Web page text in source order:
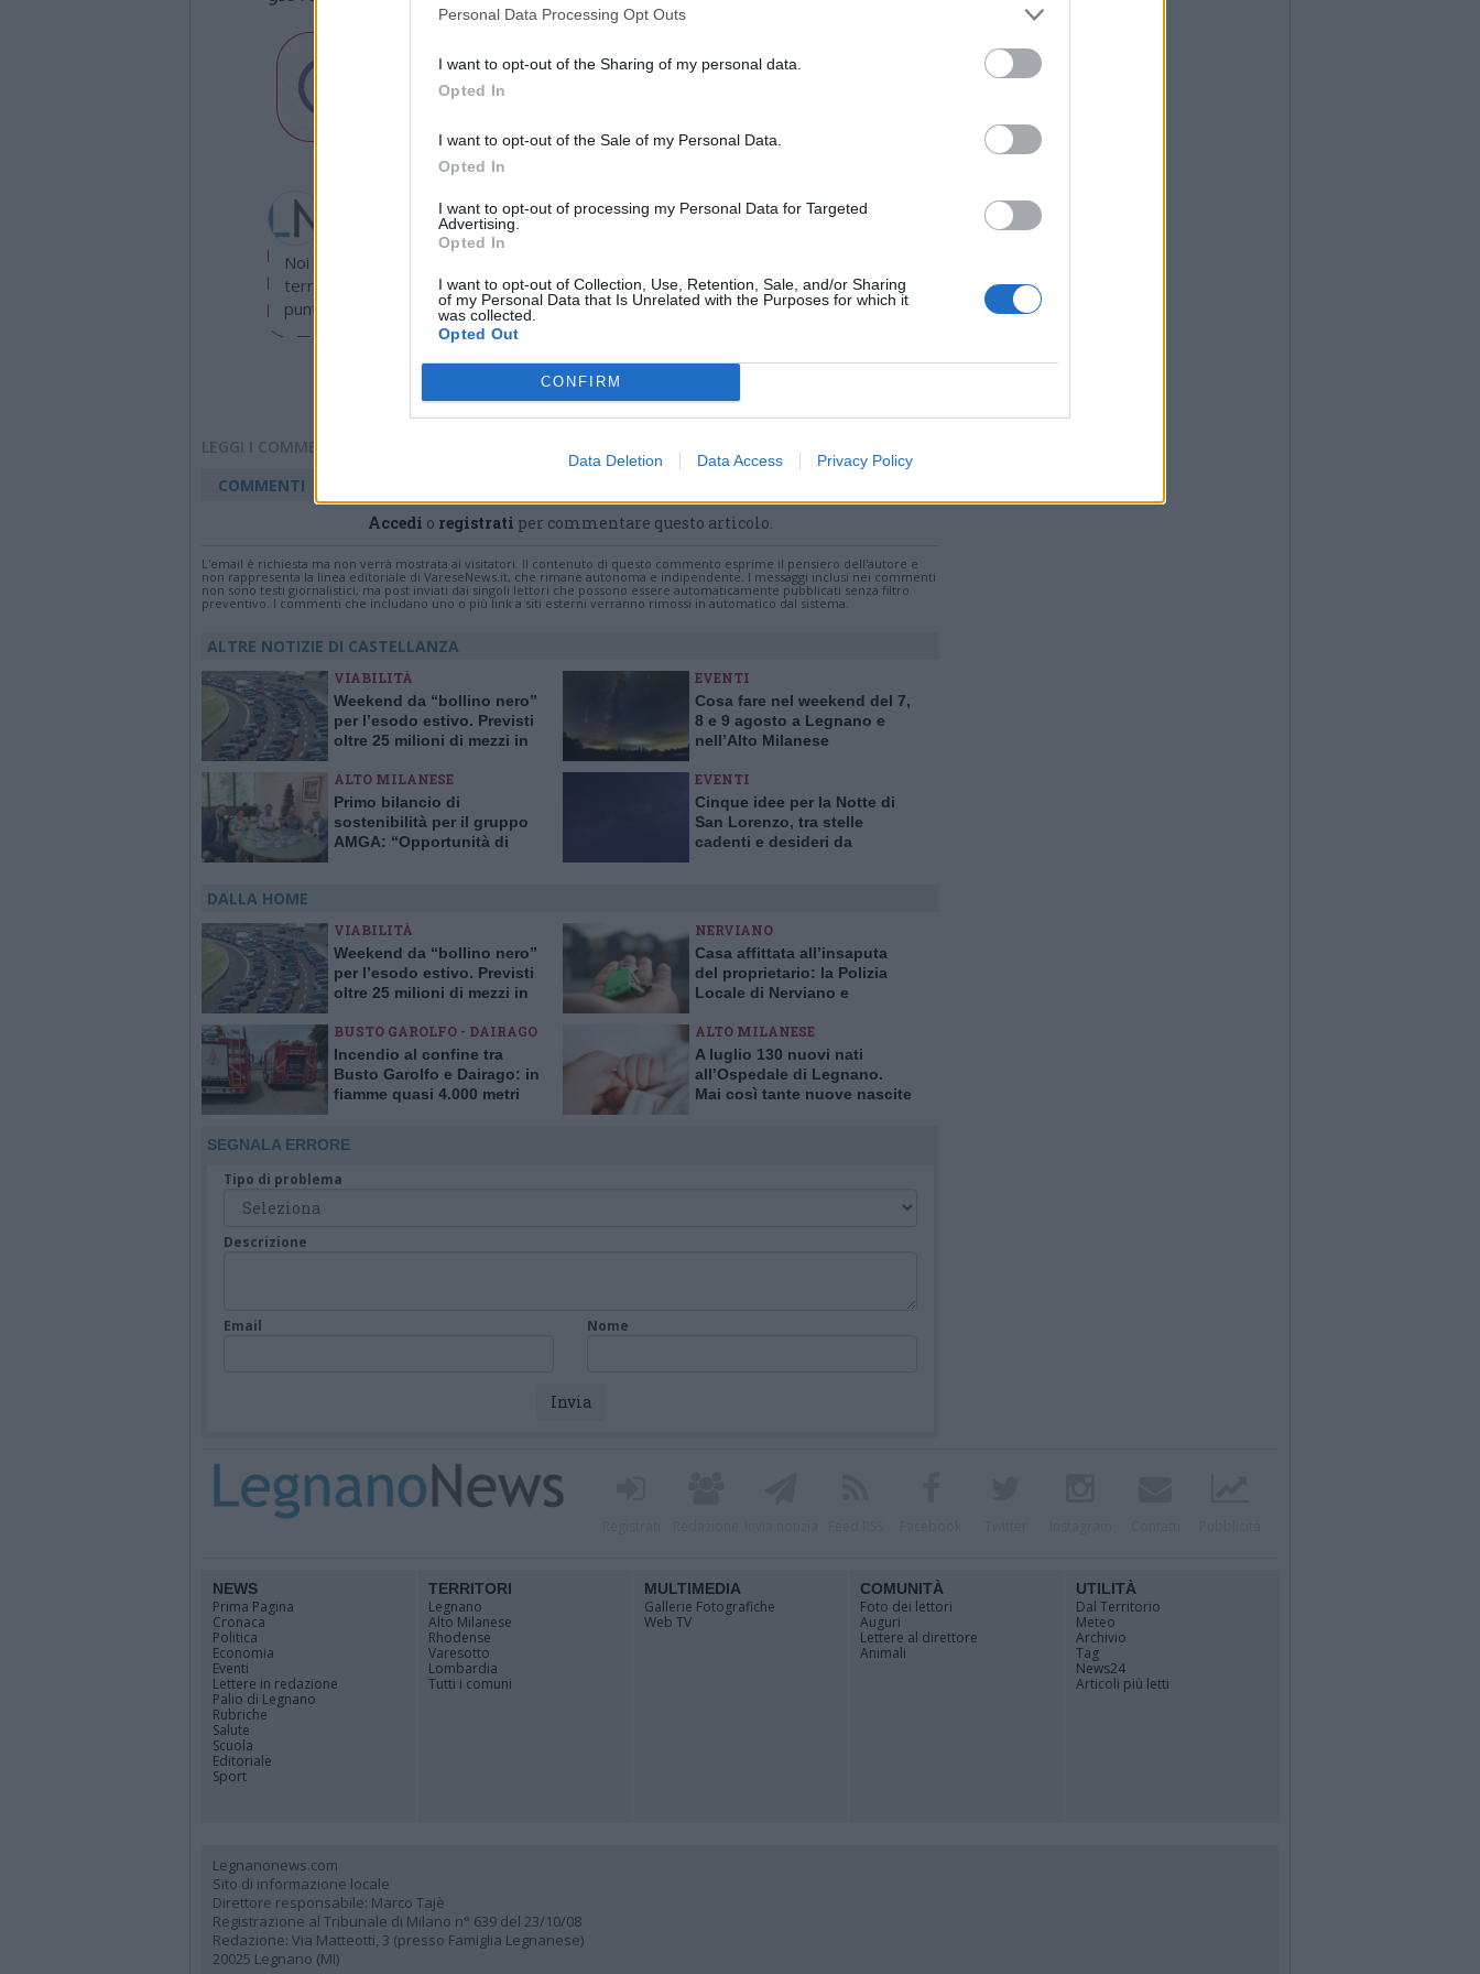
Personal Data Processing Opt Outs
I want to opt-out of the Sharing of my personal data.
Opted In
I want to opt-out of the Sale of my Personal Data.
Opted In
I want to opt-out of processing my Personal Data for Targeted
Advertising.
Opted In
I want to opt-out of Collection, Use, Retention, Sale, and/or Sharing
of my Personal Data that Is Unrelated with the Purposes for which it
was collected.
Opted Out
CONFIRM
Data Deletion Data Access Privacy Policy
Tutti gli eventi
info@legnanonews.com
Noi della redazione di LegnanoNews abbiamo a cuore l'informazione del nostro
territorio e cerchiamo di essere sempre in prima linea per informarvi in modo
puntuale.
Pubblicato il 11 Novembre 2016
LEGGI I COMMENTI
COMMENTI
Accedi o registrati per commentare questo articolo.
L'email è richiesta ma non verrà mostrata ai visitatori. Il contenuto di questo commento esprime il pensiero dell'autore e
non rappresenta la linea editoriale di VareseNews.it, che rimane autonoma e indipendente. I messaggi inclusi nei commenti
non sono testi giornalistici, ma post inviati dai singoli lettori che possono essere automaticamente pubblicati senza filtro
preventivo. I commenti che includano uno o più link a siti esterni verranno rimossi in automatico dal sistema.
ALTRE NOTIZIE DI CASTELLANZA
VIABILITÀ
Weekend da “bollino nero”
per l’esodo estivo. Previsti
oltre 25 milioni di mezzi in
EVENTI
Cosa fare nel weekend del 7,
8 e 9 agosto a Legnano e
nell’Alto Milanese
ALTO MILANESE
Primo bilancio di
sostenibilità per il gruppo
AMGA: “Opportunità di
EVENTI
Cinque idee per la Notte di
San Lorenzo, tra stelle
cadenti e desideri da
DALLA HOME
VIABILITÀ
Weekend da “bollino nero”
per l’esodo estivo. Previsti
oltre 25 milioni di mezzi in
NERVIANO
Casa affittata all’insaputa
del proprietario: la Polizia
Locale di Nerviano e
BUSTO GAROLFO - DAIRAGO
Incendio al confine tra
Busto Garolfo e Dairago: in
fiamme quasi 4.000 metri
ALTO MILANESE
A luglio 130 nuovi nati
all’Ospedale di Legnano.
Mai così tante nuove nascite
SEGNALA ERRORE
Tipo di problema
Descrizione
Email Nome
NEWS
Prima Pagina
Cronaca
Politica
Economia
Eventi
Lettere in redazione
Palio di Legnano
Rubriche
Salute
Scuola
Editoriale
Sport
TERRITORI
Legnano
Alto Milanese
Rhodense
Varesotto
Lombardia
Tutti i comuni
MULTIMEDIA
Gallerie Fotografiche
Web TV
COMUNITÀ
Foto dei lettori
Auguri
Lettere al direttore
Animali
UTILITÀ
Dal Territorio
Meteo
Archivio
Tag
News24
Articoli più letti
Legnanonews.com
Sito di informazione locale
Direttore responsabile: Marco Tajè
Registrazione al Tribunale di Milano n° 639 del 23/10/08
Redazione: Via Matteotti, 3 (presso Famiglia Legnanese)
20025 Legnano (MI)